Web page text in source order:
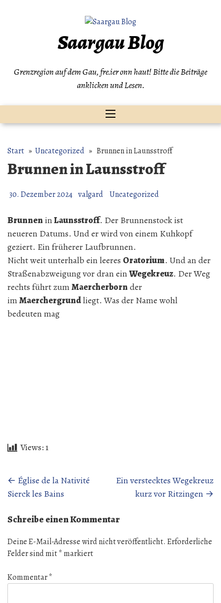
Saargau Blog
Grenzregion auf dem Gau, fre.ier onn haut! Bitte die Beiträge
anklicken und Lesen.
Start » Uncategorized » Brunnen in Launsstroff
Brunnen in Launsstroff
30. Dezember 2024 valgard Uncategorized
Brunnen inLaunsstroff. Der Brunnenstock ist
neueren Datums. Und er wird von einem Kuhkopf
geziert. Ein früherer Laufbrunnen.
Nicht weit unterhalb ein leeres Oratorium. Und an der
Straßenabzweigung vor dran einWegekreuz. Der Weg
rechts führt zumMaercherborn der
imMaerchergrundliegt. Was der Name wohl
bedeuten mag
Views:1
Beitragsnavigation
← Église de la Nativité
Sierck les Bains
Ein verstecktes Wegekreuz
kurz vor Ritzingen →
Schreibe einen Kommentar
Deine E-Mail-Adresse wird nicht veröffentlicht. Erforderliche
Felder sind mit* markiert
Kommentar*